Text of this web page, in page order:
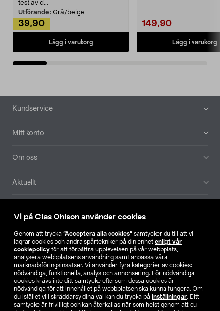
Vi på Clas Ohlson använder cookies
Genom att trycka ”Acceptera alla cookies” samtycker du till att vi
lagrar cookies och andra spårtekniker på din enhet enligt vår
cookiepolicy för att förbättra upplevelsen på vår webbplats,
analysera webbplatsens användning samt anpassa våra
marknadsföringsinsatser. Vi använder fyra kategorier av cookies:
nödvändiga, funktionella, analys och annonsering. För nödvändiga
cookies krävs inte ditt samtycke eftersom dessa cookies är
nödvändiga för att innehållet på webbplatsen ska kunna fungera. Om
du istället vill skräddarsy dina val kan du trycka på inställningar. Ditt
samtycke är frivilligt och kan återkallas när som helst genom att du
test av d...
Utförande: Grå/beige
39,90
Lägg i varukorg
149,90
Lägg i varukorg
Sidfot
Kundservice
Mitt konto
Om oss
Aktuellt
Hitta butik
SE NO FI